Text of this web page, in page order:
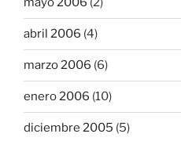
abril 2006 (4)
marzo 2006 (6)
enero 2006 (10)
diciembre 2005 (5)